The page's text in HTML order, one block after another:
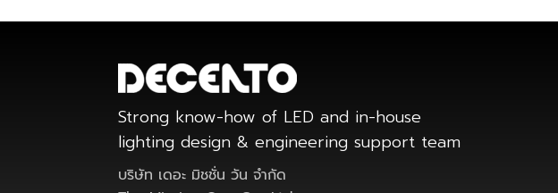
Strong know-how of LED and in-house
lighting design & engineering support team
บริษัท เดอะ มิชชั่น วัน จำกัด